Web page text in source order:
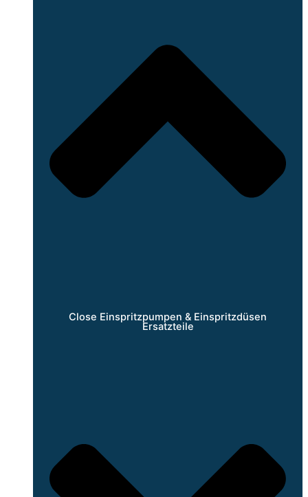
Close Einspritzpumpen & Einspritzdüsen
Ersatzteile